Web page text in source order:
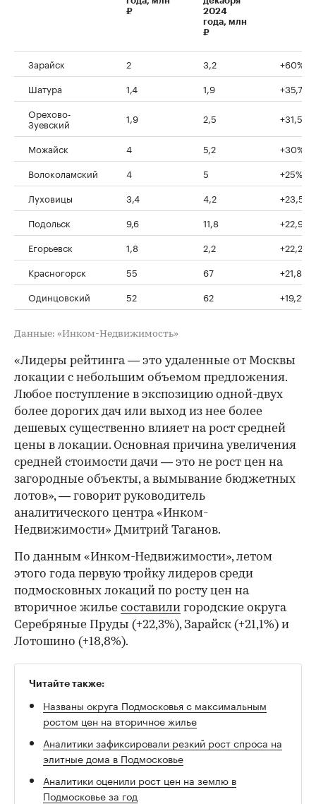
₽
2024
года, млн
₽
Зарайск 2 3,2
+60%
Шатура
1,4 1,9
+35,7%
Орехово-
Зуевский 1,9 2,5 +31,5%
Можайск 4 5,2
+30%
Волоколамский
4 5
+25%
Луховицы
3,4 4,2
+23,5%
Подольск
9,6 11,8
+22,9%
Егорьевск
1,8 2,2
+22,2%
Красногорск
55 67
+21,8%
Одинцовский
52 62 +19,2%
Данные: «Инком-Недвижимость»
«Лидеры рейтинга — это удаленные от Москвы
локации с небольшим объемом предложения.
Любое поступление в экспозицию одной-двух
более дорогих дач или выход из нее более
дешевых существенно влияет на рост средней
цены в локации. Основная причина увеличения
средней стоимости дачи — это не рост цен на
загородные объекты, а вымывание бюджетных
лотов», — говорит руководитель
аналитического центра «Инком-
Недвижимости» Дмитрий Таганов.
По данным «Инком-Недвижимости», летом
этого года первую тройку лидеров среди
подмосковных локаций по росту цен на
вторичное жилье составили городские округа
Серебряные Пруды (+22,3%), Зарайск (+21,1%) и
Лотошино (+18,8%).
Читайте также:
Названы округа Подмосковья с максимальным
ростом цен на вторичное жилье
Аналитики зафиксировали резкий рост спроса на
элитные дома в Подмосковье
Аналитики оценили рост цен на землю в
Подмосковье за год